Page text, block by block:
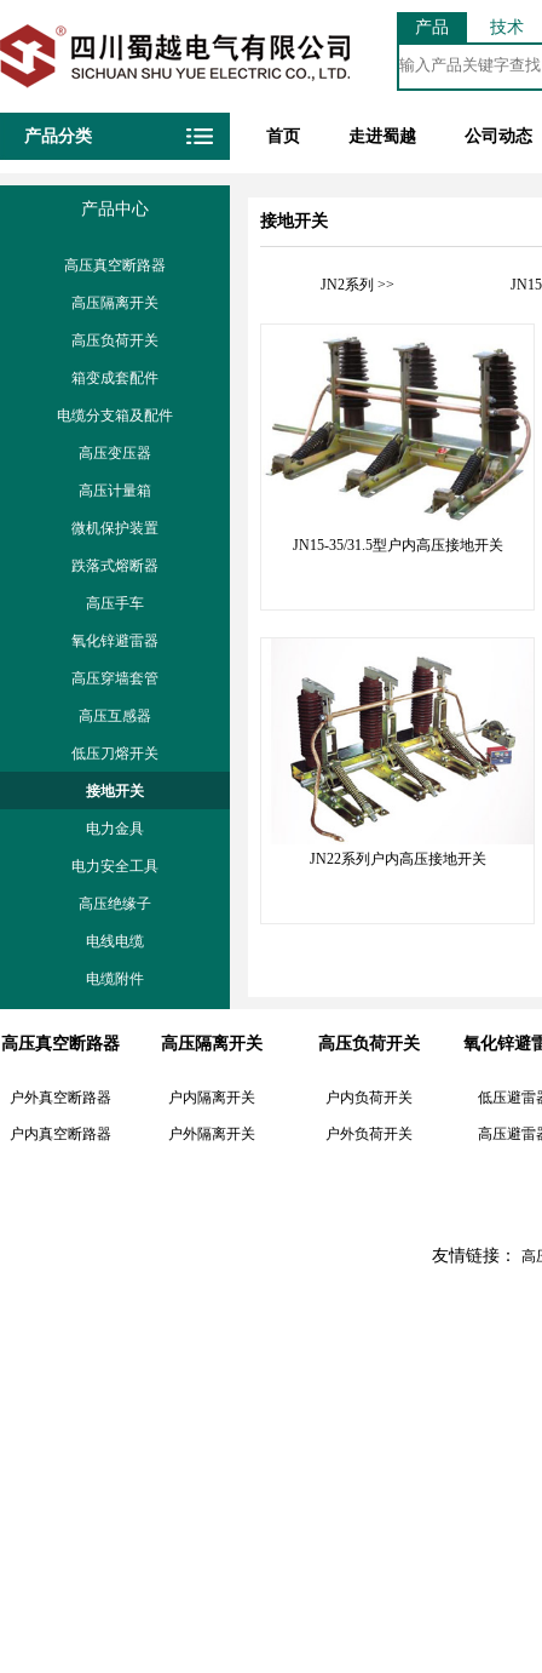
产品 技术
产品分类 首页 走进蜀越 公司动态
产品中心
高压真空断路器
高压隔离开关
高压负荷开关
箱变成套配件
电缆分支箱及配件
高压变压器
高压计量箱
微机保护装置
跌落式熔断器
高压手车
氧化锌避雷器
高压穿墙套管
高压互感器
低压刀熔开关
接地开关
电力金具
电力安全工具
高压绝缘子
电线电缆
电缆附件
接地开关
JN2系列 >>
JN15-35/31.5型户内高压接地开关
JN22系列户内高压接地开关
高压真空断路器
户外真空断路器
户内真空断路器
高压隔离开关
户内隔离开关
户外隔离开关
高压负荷开关
户内负荷开关
户外负荷开关
氧化锌避
低压避雷
高压避雷
友情链接： 高